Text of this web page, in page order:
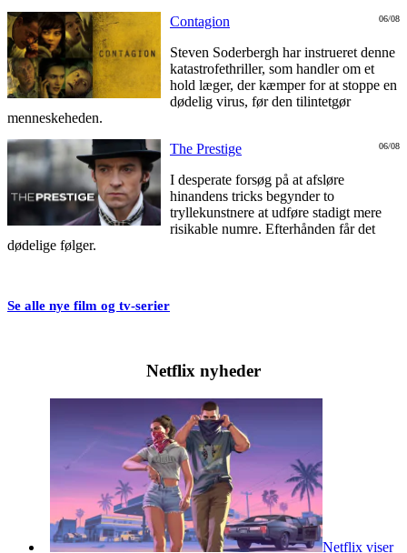
06/08
Contagion
Steven Soderbergh har instrueret denne
katastrofethriller, som handler om et
hold læger, der kæmper for at stoppe en
dødelig virus, før den tilintetgør
menneskeheden.
06/08
The Prestige
I desperate forsøg på at afsløre
hinandens tricks begynder to
tryllekunstnere at udføre stadigt mere
risikable numre. Efterhånden får det
dødelige følger.
Se alle nye film og tv-serier
Netflix nyheder
Netflix viser